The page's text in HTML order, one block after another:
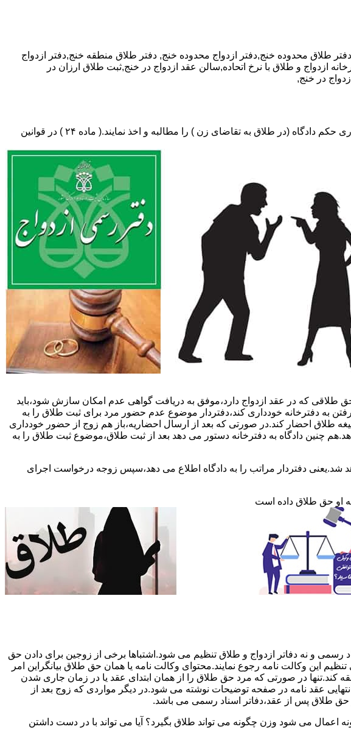
دفتر طلاق منطقه خنج,دفتر ازدواج
ازدواج و طلاق با نرخ اتحاده,سالن عقد ازدواج در خنج,ثبت طلاق ارزان در
در خنج,
دفتر طلاق،باید در ثبت طلاق گواهی عدم امکان سازش (مخصوص طلاق توافقی و یا طلاق به تقاضای مرد ) و لازم ضروری حکم دادگاه (در طلاق به تقاضای زن ) را مطالبه و اخذ نمایند.( ماده ۲۴ ) در قوانین
که در عقد ازدواج دارد،موفق به دریافت گواهی عدم امکان سازش شود،باید
به دفترخانه خودداری کند،دفتردار موضوع عدم حضور مرد برای ثبت طلاق را به
طلاق احضار کند.در صورتی که بعد از ارسال احضاریه،باز هم زوج از حضور خودداری
چنین دادگاه به دفترخانه دستور می دهد بعد از ثبت طلاق،موضوع ثبت طلاق را به
شد.یعنی دفتردار مراتب را به دادگاه اطلاع می دهد،سپس زوجه درخواست اجرای
او حق طلاق داده است
و نه دفاتر ازدواج و طلاق تنظیم می شود.اشتباها برخی از زوجین برای دادن حق
این وکالت نامه رجوع نمایند.محتوای وکالت نامه یا همان حق طلاق بیانگراین امر
کند.تنها در صورتی که مرد حق طلاق را از همان ابتدای عقد یا در زمان جاری شدن
عقد نامه در صفحه توضیحات نوشته می شود.در دیگر مواردی که زوج بعد از
حق طلاق پس از عقد،دفاتر اسناد رسمی می باشد.
می شود وزن چگونه می تواند طلاق بگیرد؟ آیا می تواند با در دست داشتن